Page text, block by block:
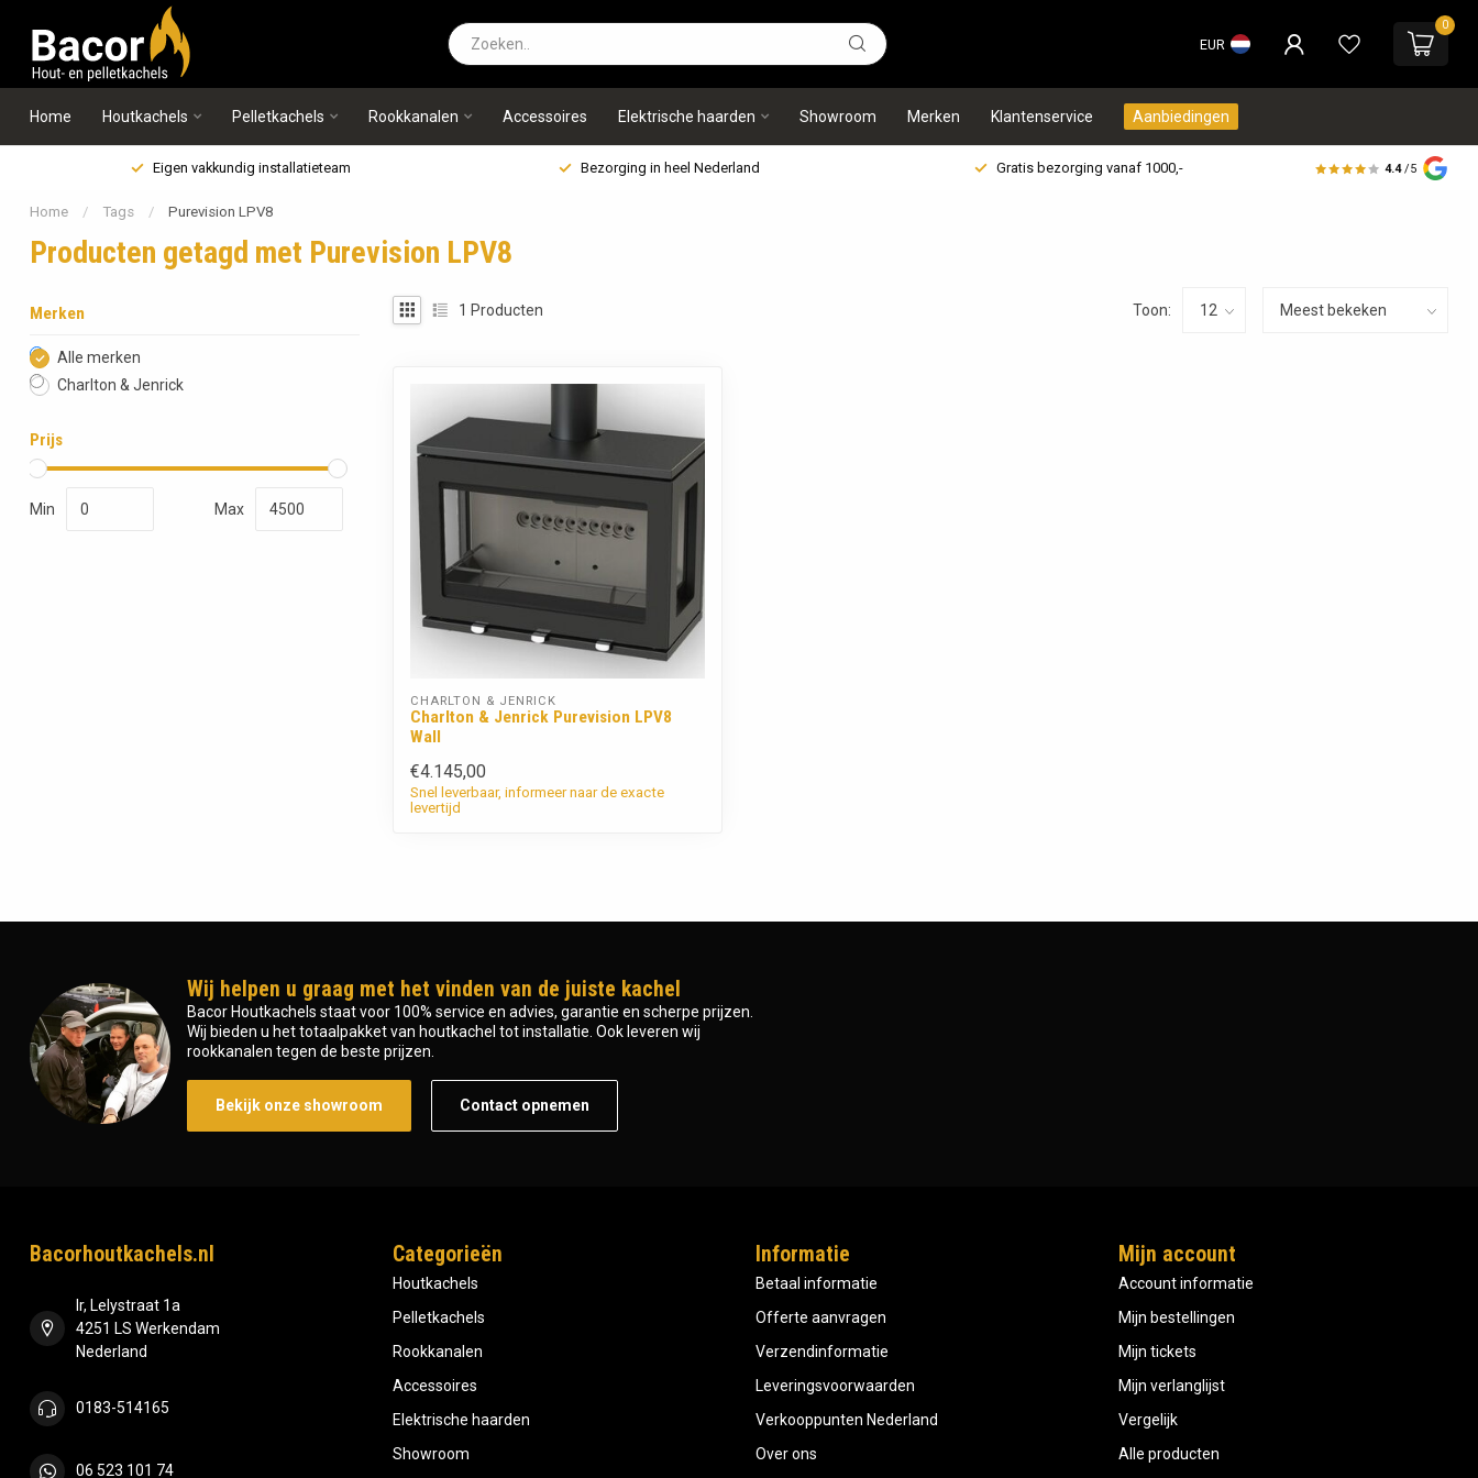
EUR
0
Home Houtkachels Pelletkachels Rookkanalen Accessoires Elektrische haarden Showroom Merken Klantenservice Aanbiedingen
Eigen vakkundig installatieteam Bezorging in heel Nederland Gratis bezorging vanaf 1000,- 4.4 /5
Home / Tags / Purevision LPV8
Producten getagd met Purevision LPV8
Merken
Alle merken
Charlton & Jenrick
Prijs
Min Max
1 Producten Toon:
CHARLTON & JENRICK
Charlton & Jenrick Purevision LPV8
Wall
€4.145,00
Snel leverbaar, informeer naar de exacte
levertijd
Wij helpen u graag met het vinden van de juiste kachel
Bacor Houtkachels staat voor 100% service en advies, garantie en scherpe prijzen.
Wij bieden u het totaalpakket van houtkachel tot installatie. Ook leveren wij
rookkanalen tegen de beste prijzen.
Bekijk onze showroom Contact opnemen
Bacorhoutkachels.nl
Ir, Lelystraat 1a
4251 LS Werkendam
Nederland
0183-514165
06 523 101 74
Categorieën
Houtkachels
Pelletkachels
Rookkanalen
Accessoires
Elektrische haarden
Showroom
Informatie
Betaal informatie
Offerte aanvragen
Verzendinformatie
Leveringsvoorwaarden
Verkooppunten Nederland
Over ons
Mijn account
Account informatie
Mijn bestellingen
Mijn tickets
Mijn verlanglijst
Vergelijk
Alle producten